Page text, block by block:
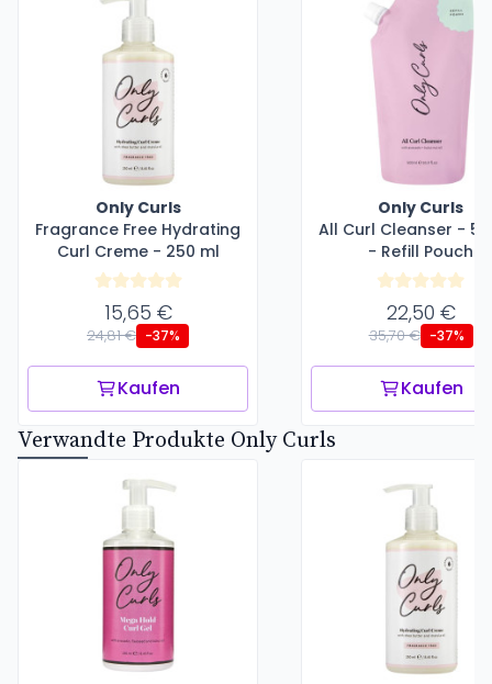
Only Curls
Fragrance Free Hydrating
Curl Creme - 250 ml
15,65 €
24,81 € -37%
Kaufen
Only Curls
All Curl Cleanser -
- Refill Pouch
22,50 €
35,70 € -37%
Kaufen
Verwandte Produkte Only Curls